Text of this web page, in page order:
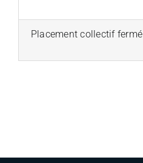
Placement collectif fermé